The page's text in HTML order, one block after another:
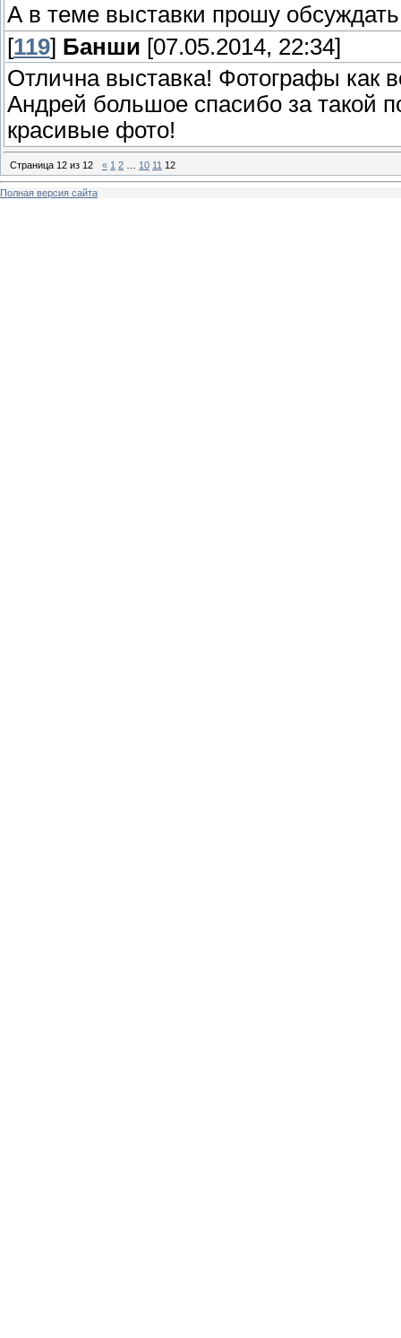
А в теме выставки прошу
[119] Банши [07.05.2014, 22:34]
Отлична выставка! Фотографы как
Андрей большое спасибо за такой
красивые фото!
Страница 12 из 12 « 1 2 10 11 12
Полная версия сайта